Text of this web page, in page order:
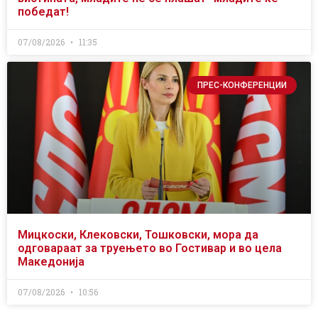
победат!
07/08/2026 11:35
ПРЕС-КОНФЕРЕНЦИИ
Мицкоски, Клековски, Тошковски, мора да
одговараат за труењето во Гостивар и во цела
Македонија
07/08/2026 10:56